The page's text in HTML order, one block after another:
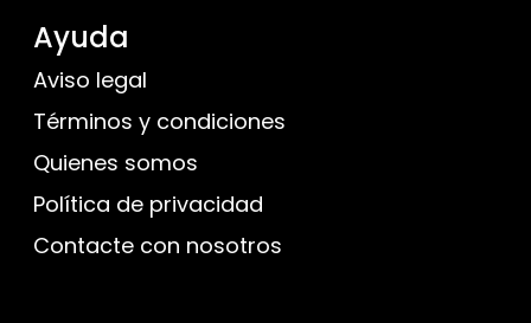
Ayuda
Aviso legal
Términos y condiciones
Quienes somos
Política de privacidad
Contacte con nosotros